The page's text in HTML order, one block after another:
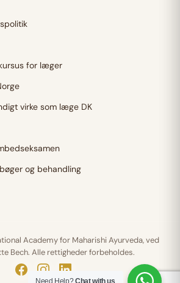
for læger
virke som læge DK
og behandling
Academy for Maharishi Ayurveda, ved
Bech. Alle rettigheder forbeholdes.
Need Help?Chat with us